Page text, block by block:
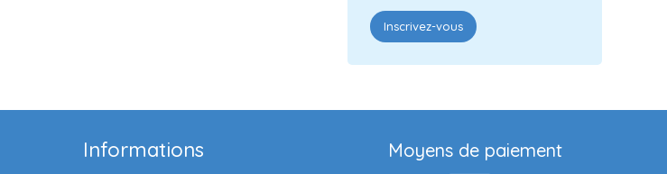
Inscrivez-vous
Informations Moyens de paiement